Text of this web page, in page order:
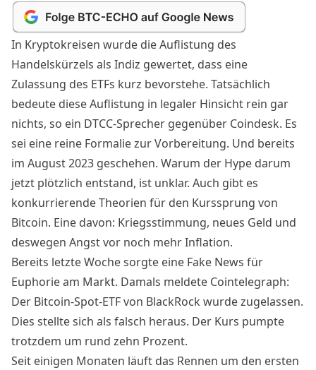
In Kryptokreisen wurde die Auflistung des
Handelskürzels als Indiz gewertet, dass eine
Zulassung des ETFs kurz bevorstehe. Tatsächlich
bedeute diese Auflistung in legaler Hinsicht rein gar
nichts, so ein DTCC-Sprecher gegenüber Coindesk. Es
sei eine reine Formalie zur Vorbereitung. Und bereits
im August 2023 geschehen. Warum der Hype darum
jetzt plötzlich entstand, ist unklar. Auch gibt es
konkurrierende Theorien für den Kurssprung von
Bitcoin. Eine davon: Kriegsstimmung, neues Geld und
deswegen Angst vor noch mehr Inflation.
Bereits letzte Woche sorgte eine Fake News für
Euphorie am Markt. Damals meldete Cointelegraph:
Der Bitcoin-Spot-ETF von BlackRock wurde zugelassen.
Dies stellte sich als falsch heraus. Der Kurs pumpte
trotzdem um rund zehn Prozent.
Seit einigen Monaten läuft das Rennen um den ersten